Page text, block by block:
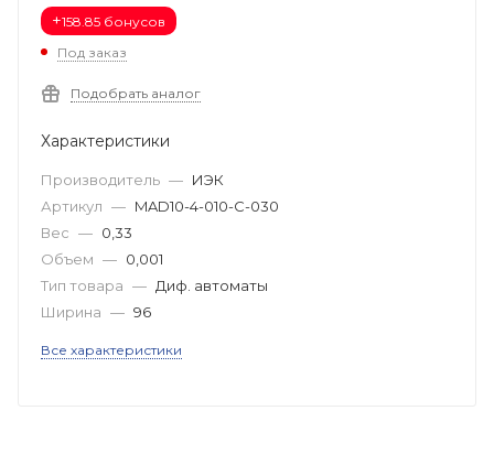
+158.85 бонусов
Под заказ
Подобрать аналог
Характеристики
Производитель — ИЭК
Артикул — MAD10-4-010-C-030
Вес — 0,33
Объем — 0,001
Тип товара — Диф. автоматы
Ширина — 96
Все характеристики